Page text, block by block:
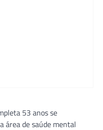
53 anos se
área de saúde mental